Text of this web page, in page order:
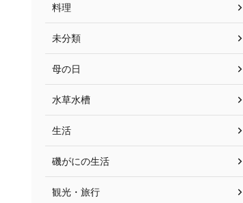
料理
未分類
母の日
水草水槽
生活
磯がにの生活
観光・旅行